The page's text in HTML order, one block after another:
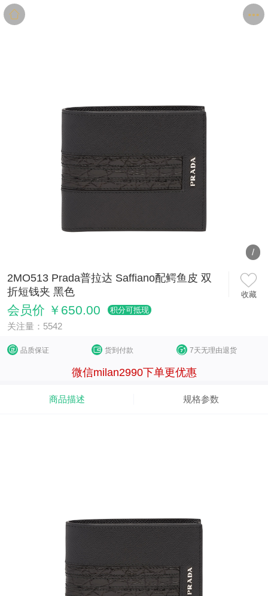
/
2MO513 Prada普拉达 Saffiano配鳄鱼皮 双
折短钱夹 黑色
收藏
会员价 ￥650.00 积分可抵现
关注量：5542
品质保证 货到付款 7天无理由退货
微信milan2990下单更优惠
商品描述 规格参数